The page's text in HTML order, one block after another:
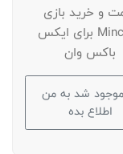
و خرید بازی
Mincraft برای ایکس
باکس وان
موجود شد به من
اطلاع بده